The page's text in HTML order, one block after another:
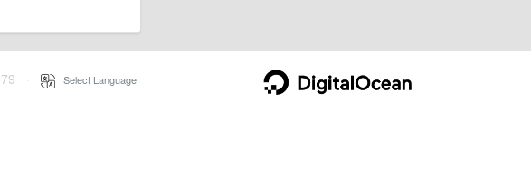
Select Language